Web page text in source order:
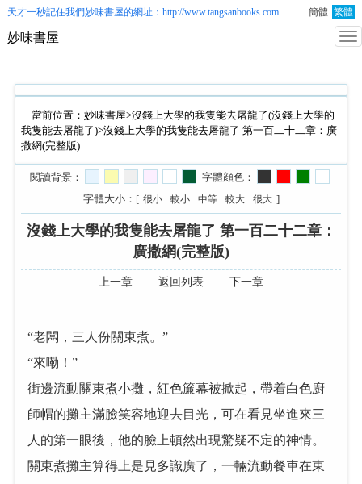
天才一秒記住我們妙味書屋的網址：http://www.tangsanbooks.com 簡體 繁體
妙味書屋
當前位置： 妙味書屋>沒錢上大學的我隻能去屠龍了(沒錢上大學的
我隻能去屠龍了)>沒錢上大學的我隻能去屠龍了 第一百二十二章：廣
撒網(完整版)
閱讀背景：
字體顔色：
字體大小：[ 很小 較小 中等 較大 很大 ]
沒錢上大學的我隻能去屠龍了 第一百二十二章：
廣撒網(完整版)
上一章 返回列表 下一章
“老闆，三人份關東煮。”
“來嘞！”
街邊流動關東煮小攤，紅色簾幕被掀起，帶着白色廚
師帽的攤主滿臉笑容地迎去目光，可在看見坐進來三
人的第一眼後，他的臉上頓然出現驚疑不定的神情。
關東煮攤主算得上是見多識廣了，一輛流動餐車在東